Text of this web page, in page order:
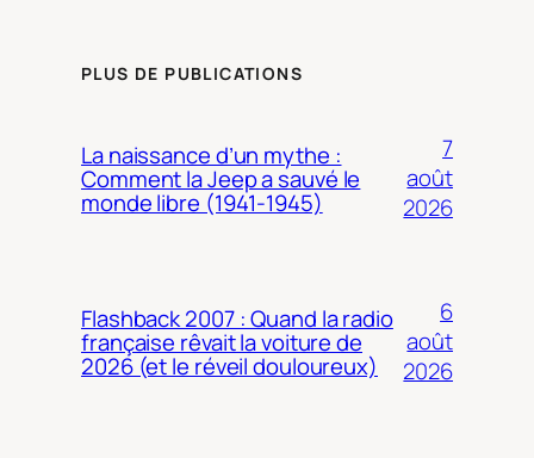
PLUS DE PUBLICATIONS
La naissance d’un mythe :
Comment la Jeep a sauvé le
monde libre (1941-1945)
7
août
2026
Flashback 2007 : Quand la radio
française rêvait la voiture de
2026 (et le réveil douloureux)
6
août
2026